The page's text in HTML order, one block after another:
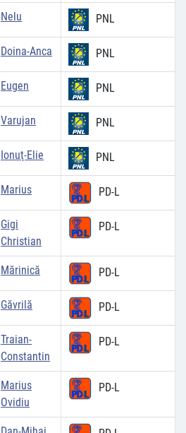
Nelu PNL
Doina-Anca PNL
Eugen PNL
Varujan PNL
Ionuţ-Elie PNL
Marius PD-L
Gigi
Christian
PD-L
Mărinică PD-L
Găvrilă PD-L
Traian-
Constantin
PD-L
Marius
Ovidiu
PD-L